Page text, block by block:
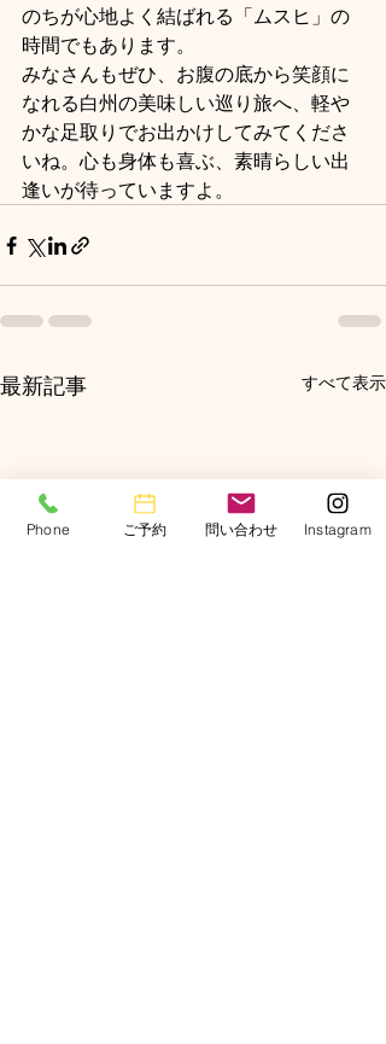
のちが心地よく結ばれる「ムスヒ」の
時間でもあります。
みなさんもぜひ、お腹の底から笑顔に
なれる白州の美味しい巡り旅へ、軽や
かな足取りでお出かけしてみてくださ
いね。心も身体も喜ぶ、素晴らしい出
逢いが待っていますよ。
最新記事 すべて表示
Phone ご予約 問い合わせ Instagram